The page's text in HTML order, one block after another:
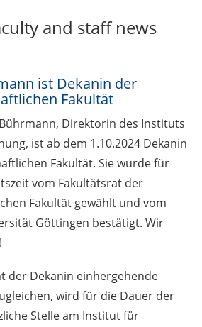
Wissenschaftliche
zu
bei „Tür an Tür“
Frauenrat
/ An interview
and staff news
ist Dekanin der
Fakultät
Direktorin des Instituts
ist ab dem 1.10.2024 Dekanin
Fakultät. Sie wurde für
vom Fakultätsrat der
Fakultät gewählt und vom
Göttingen bestätigt. Wir
der Dekanin einhergehende
wird für die Dauer der
Stelle am Institut für